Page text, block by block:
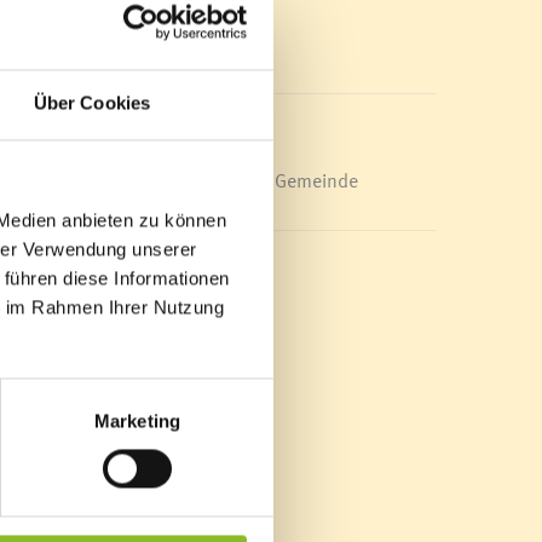
Über Cookies
anbieten zu können
Verwendung unserer
diese Informationen
Rahmen Ihrer Nutzung
Marketing
Mediathek
News Archiv
Energieeffiziente Gemeinde